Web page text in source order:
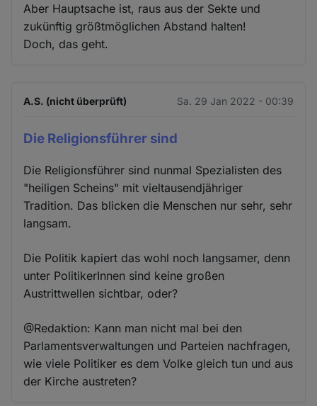
Aber Hauptsache ist, raus aus der Sekte und
zukünftig größtmöglichen Abstand halten!
Doch, das geht.
A.S. (nicht überprüft) Sa. 29 Jan 2022 - 00:39
Die Religionsführer sind
Die Religionsführer sind nunmal Spezialisten des
"heiligen Scheins" mit vieltausendjähriger
Tradition. Das blicken die Menschen nur sehr, sehr
langsam.
Die Politik kapiert das wohl noch langsamer, denn
unter PolitikerInnen sind keine großen
Austrittwellen sichtbar, oder?
@Redaktion: Kann man nicht mal bei den
Parlamentsverwaltungen und Parteien nachfragen,
wie viele Politiker es dem Volke gleich tun und aus
der Kirche austreten?